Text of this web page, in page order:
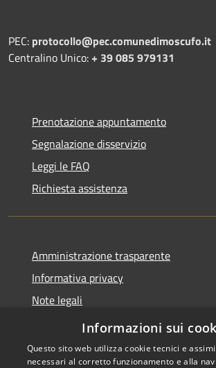
PEC: protocollo@pec.comunedimoscufo.it
Centralino Unico:+ 39 085 979131
Prenotazione appuntamento
Segnalazione disservizio
Leggi le FAQ
Richiesta assistenza
Amministrazione trasparente
Informativa privacy
Note legali
Dichiarazione di accessibilità
Informazioni sui
Questo sito web utilizza cookie tecnici e
necessari al corretto funzionamento e alla